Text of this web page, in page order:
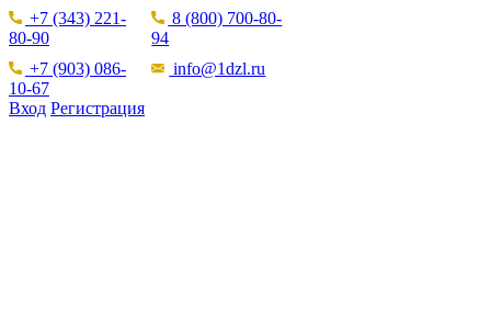
+7 (343) 221-
80-90
8 (800) 700-80-
94
+7 (903) 086-
10-67
info@1dzl.ru
Вход Регистрация